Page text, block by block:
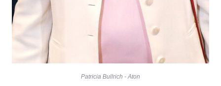
Patricia Bullrich - Aton